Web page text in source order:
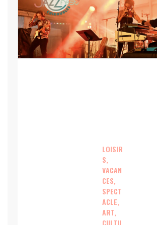
LOISIR
S,
VACAN
CES,
SPECT
ACLE,
ART,
CULTU